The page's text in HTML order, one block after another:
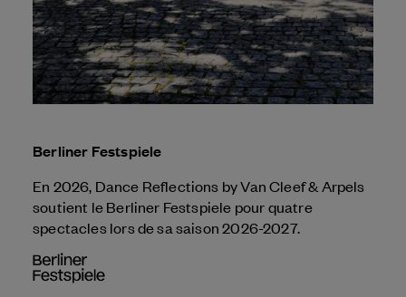
Berliner Festspiele
En 2026, Dance Reflections byVan Cleef & Arpels
soutient le Berliner Festspiele pour quatre
spectacles lors de sa saison 2026-2027.